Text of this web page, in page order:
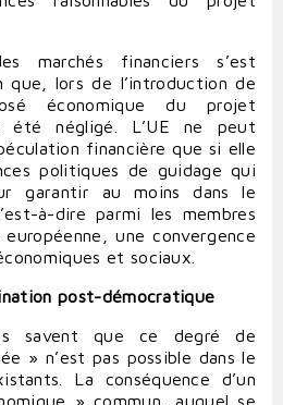
marchés financiers s’est
que, lors de l’introduction de
économique du projet
été négligé. L’UE ne peut
financière que si elle
politiques de guidage qui
garantir au moins dans le
à-dire parmi les membres
une convergence
et sociaux.
post-démocratique
savent que ce degré de
» n’est pas possible dans le
La conséquence d’un
» commun, auquel se